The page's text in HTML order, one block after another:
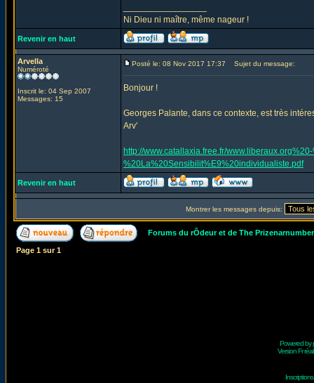
Ni Dieu ni maître, même nageur !
Revenir en haut
Arvella
Numéroté
Inscrit le: 04 Sep 2007
Messages: 15
Posté le: 08 Nov 2017 17:37 Sujet du message:
Bonjour !
Georges Palante, dans ce contexte, est très
Arv'
http://www.catallaxia.free.fr/
%20La%20Sensibilit%E9%20individualiste.pdf
Revenir en haut
Montrer les messages depuis:
Forums du rÔdeur et de The
Page 1 sur1
Powered by
Version Fr